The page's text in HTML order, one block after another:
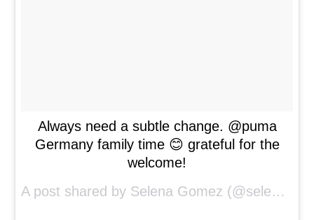
Always need a subtle change. @puma
Germany family time 😊 grateful for the
welcome!
A post shared by Selena Gomez (@selenagomez) on